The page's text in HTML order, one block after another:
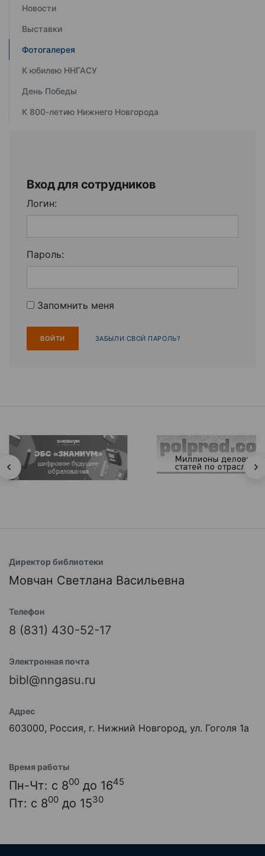
Новости
Выставки
Фотогалерея
К юбилею ННГАСУ
День Победы
К 800-летию Нижнего Новгорода
Вход для сотрудников
Логин:
Пароль:
Запомнить меня
ЗАБЫЛИ СВОЙ ПАРОЛЬ?
Директор библиотеки
Мовчан Светлана Васильевна
Телефон
8 (831) 430-52-17
Электронная почта
bibl@nngasu.ru
Адрес
603000, Россия, г. Нижний Новгород, ул. Гоголя 1а
Время работы
Пн-Чт: с 800 до 1645
Пт: с 800 до 1530